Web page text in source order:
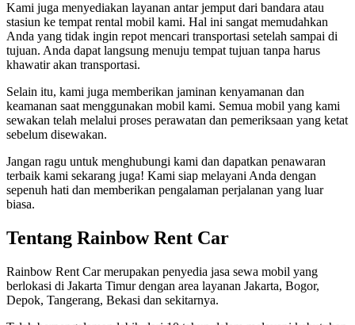
Kami juga menyediakan layanan antar jemput dari bandara atau
stasiun ke tempat rental mobil kami. Hal ini sangat memudahkan
Anda yang tidak ingin repot mencari transportasi setelah sampai di
tujuan. Anda dapat langsung menuju tempat tujuan tanpa harus
khawatir akan transportasi.
Selain itu, kami juga memberikan jaminan kenyamanan dan
keamanan saat menggunakan mobil kami. Semua mobil yang kami
sewakan telah melalui proses perawatan dan pemeriksaan yang ketat
sebelum disewakan.
Jangan ragu untuk menghubungi kami dan dapatkan penawaran
terbaik kami sekarang juga! Kami siap melayani Anda dengan
sepenuh hati dan memberikan pengalaman perjalanan yang luar
biasa.
Tentang Rainbow Rent Car
Rainbow Rent Car merupakan penyedia jasa sewa mobil yang
berlokasi di Jakarta Timur dengan area layanan Jakarta, Bogor,
Depok, Tangerang, Bekasi dan sekitarnya.